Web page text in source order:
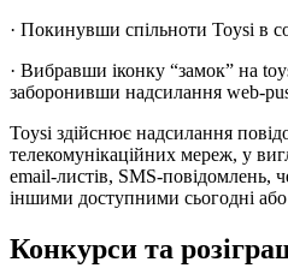
· Покинувши спільноти Toysi в
· Вибравши іконку “замок” на
заборонивши надсилання web-
Toysi здійснює надсилання
телекомунікаційних мереж, у
email-листів, SMS-повідомлень,
іншими доступними сьогодні
Конкурси та